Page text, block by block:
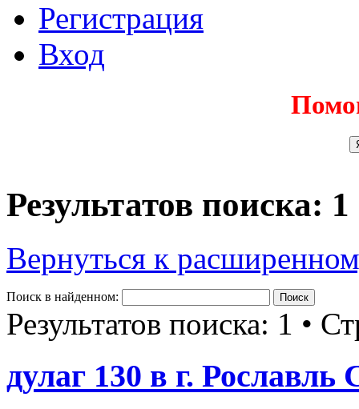
Регистрация
Вход
Результатов поиска: 1
Вернуться к
Поиск в найденном:
Результатов поиска: 1 •
дулаг 130 в г. Рославль